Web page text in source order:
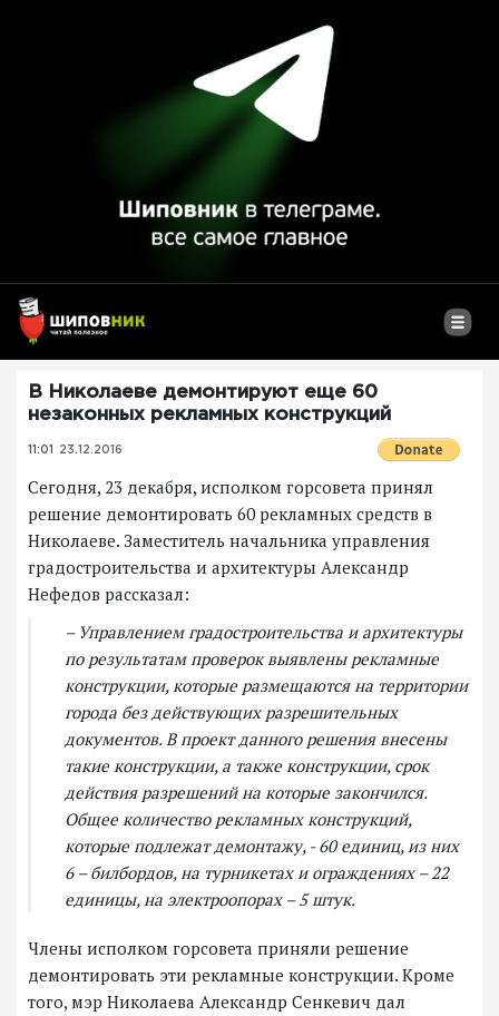
В Николаеве демонтируют еще 60
незаконных рекламных конструкций
11:01 23.12.2016
Сегодня, 23 декабря, исполком горсовета принял
решение демонтировать 60 рекламных средств в
Николаеве. Заместитель начальника управления
градостроительства и архитектуры Александр
Нефедов рассказал:
– Управлением градостроительства и архитектуры
по результатам проверок выявлены рекламные
конструкции, которые размещаются на территории
города без действующих разрешительных
документов. В проект данного решения внесены
такие конструкции, а также конструкции, срок
действия разрешений на которые закончился.
Общее количество рекламных конструкций,
которые подлежат демонтажу, - 60 единиц, из них
6 – билбордов, на турникетах и ограждениях – 22
единицы, на электроопорах – 5 штук.
Члены исполком горсовета приняли решение
демонтировать эти рекламные конструкции. Кроме
того, мэр Николаева Александр Сенкевич дал